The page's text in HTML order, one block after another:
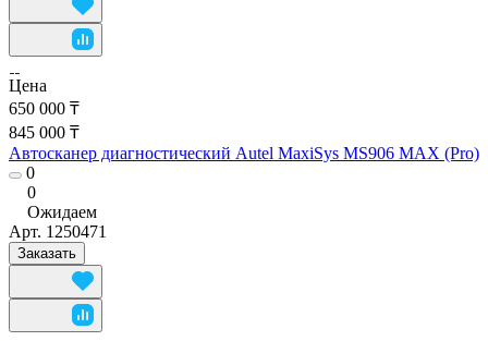
Цена
650 000 ₸
845 000 ₸
Автосканер диагностический Autel MaxiSys MS906 MAX (Pro)
0
0
Ожидаем
Арт. 1250471
Заказать